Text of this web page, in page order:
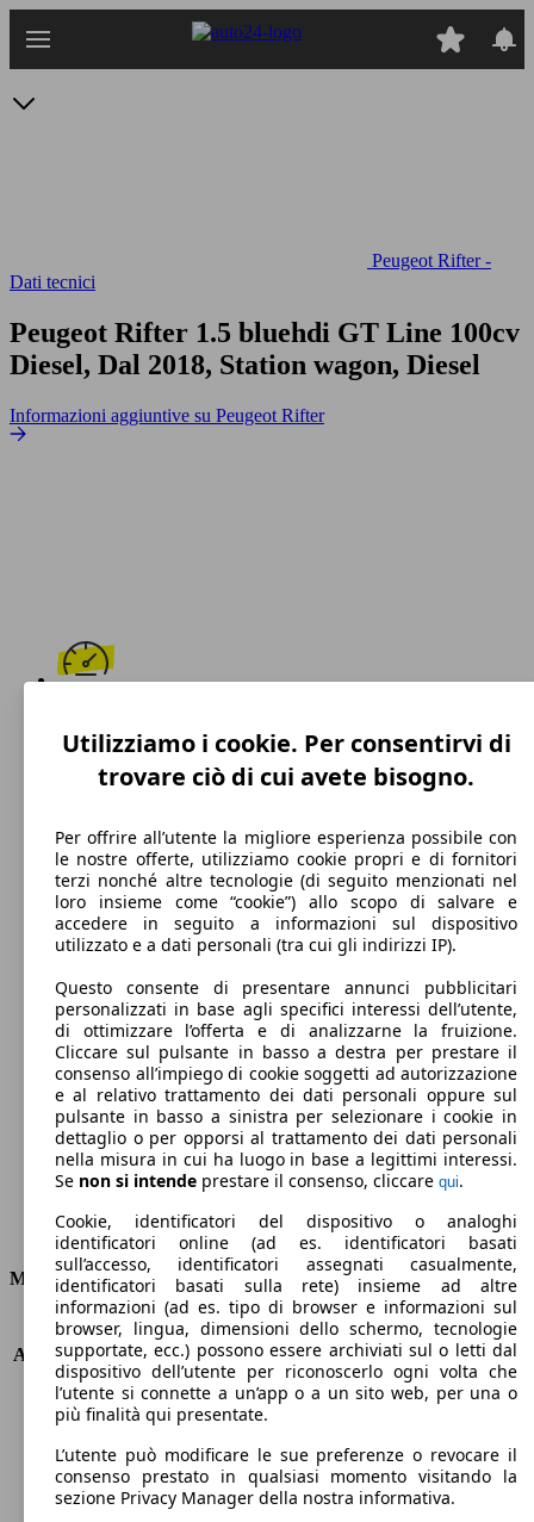
Peugeot Rifter -
Dati tecnici
Peugeot Rifter 1.5 bluehdi GT Line 100cv
Diesel, Dal 2018, Station wagon, Diesel
Informazioni aggiuntive su Peugeot Rifter
Diesel
Carburante
112 g/km
Emissioni di CO2 (combinato)*
Ø 4.3 l/100km
Consumi
Motore e Prestazioni
KW (PS)
75 kW (102 PS)
Accelerazione (0-100 km/h) 12.3s
Velocità massima (km/h)
171 km/h
Numero di marce
5
Cilindrata
1499 ccm
Carburante
Diesel
Utilizziamo i cookie. Per consentirvi di
trovare ciò di cui avete bisogno.
Per offrire all’utente la migliore esperienza possibile con
le nostre offerte, utilizziamo cookie propri e di fornitori
terzi nonché altre tecnologie (di seguito menzionati nel
loro insieme come “cookie”) allo scopo di salvare e
accedere in seguito a informazioni sul dispositivo
utilizzato e a dati personali (tra cui gli indirizzi IP).
Questo consente di presentare annunci pubblicitari
personalizzati in base agli specifici interessi dell’utente,
di ottimizzare l’offerta e di analizzarne la fruizione.
Cliccare sul pulsante in basso a destra per prestare il
consenso all’impiego di cookie soggetti ad autorizzazione
e al relativo trattamento dei dati personali oppure sul
pulsante in basso a sinistra per selezionare i cookie in
dettaglio o per opporsi al trattamento dei dati personali
nella misura in cui ha luogo in base a legittimi interessi.
Se non si intende prestare il consenso, cliccare qui.
Cookie, identificatori del dispositivo o analoghi
identificatori online (ad es. identificatori basati
sull’accesso, identificatori assegnati casualmente,
identificatori basati sulla rete) insieme ad altre
informazioni (ad es. tipo di browser e informazioni sul
browser, lingua, dimensioni dello schermo, tecnologie
supportate, ecc.) possono essere archiviati sul o letti dal
dispositivo dell’utente per riconoscerlo ogni volta che
l’utente si connette a un’app o a un sito web, per una o
più finalità qui presentate.
L’utente può modificare le sue preferenze o revocare il
consenso prestato in qualsiasi momento visitando la
sezione Privacy Manager della nostra informativa.